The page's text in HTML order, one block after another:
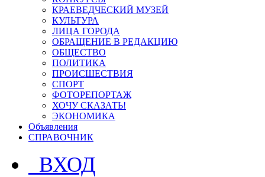
КРАЕВЕДЧЕСКИЙ МУЗЕЙ
КУЛЬТУРА
ЛИЦА ГОРОДА
ОБРАЩЕНИЕ В РЕДАКЦИЮ
ОБЩЕСТВО
ПОЛИТИКА
ПРОИСШЕСТВИЯ
СПОРТ
ФОТОРЕПОРТАЖ
ХОЧУ СКАЗАТЬ!
ЭКОНОМИКА
Объявления
СПРАВОЧНИК
ВХОД